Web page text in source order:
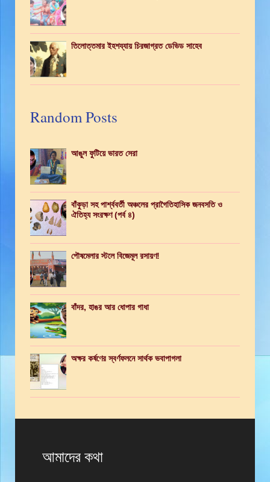
তিলোত্তমার ইহশয্যায় চিরজাগ্রত ডেভিড সাহেব
Random Posts
আঙুল ফুটিয়ে ভারত সেরা
বাঁকুড়া সহ পার্শ্ববর্তী অঞ্চলের প্রাগৈতিহাসিক জনবসতি ও
ঐতিহ্য সংরক্ষণ (পর্ব ৪)
পৌষমেলার স্টলে বিজেমূল রসায়ণ!
বাঁদর, হাঙর আর ধোপার গাধা
অক্ষর কর্ষণের স্বর্ণফলনে সার্থক ভবাপাগলা
আমাদের কথা